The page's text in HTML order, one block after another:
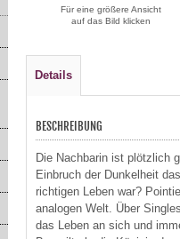
Für eine größere Ansicht
auf das Bild klicken
Details
BESCHREIBUNG
Die Nachbarin ist plötzlich
Einbruch der Dunkelheit
richtigen Leben war?
analogen Welt. Über
das Leben an sich und